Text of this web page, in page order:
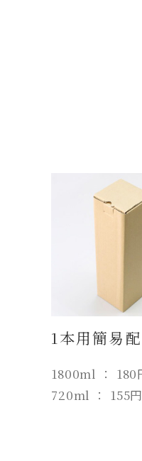
1本用簡易
1800ml ： 180
720ml ： 155円